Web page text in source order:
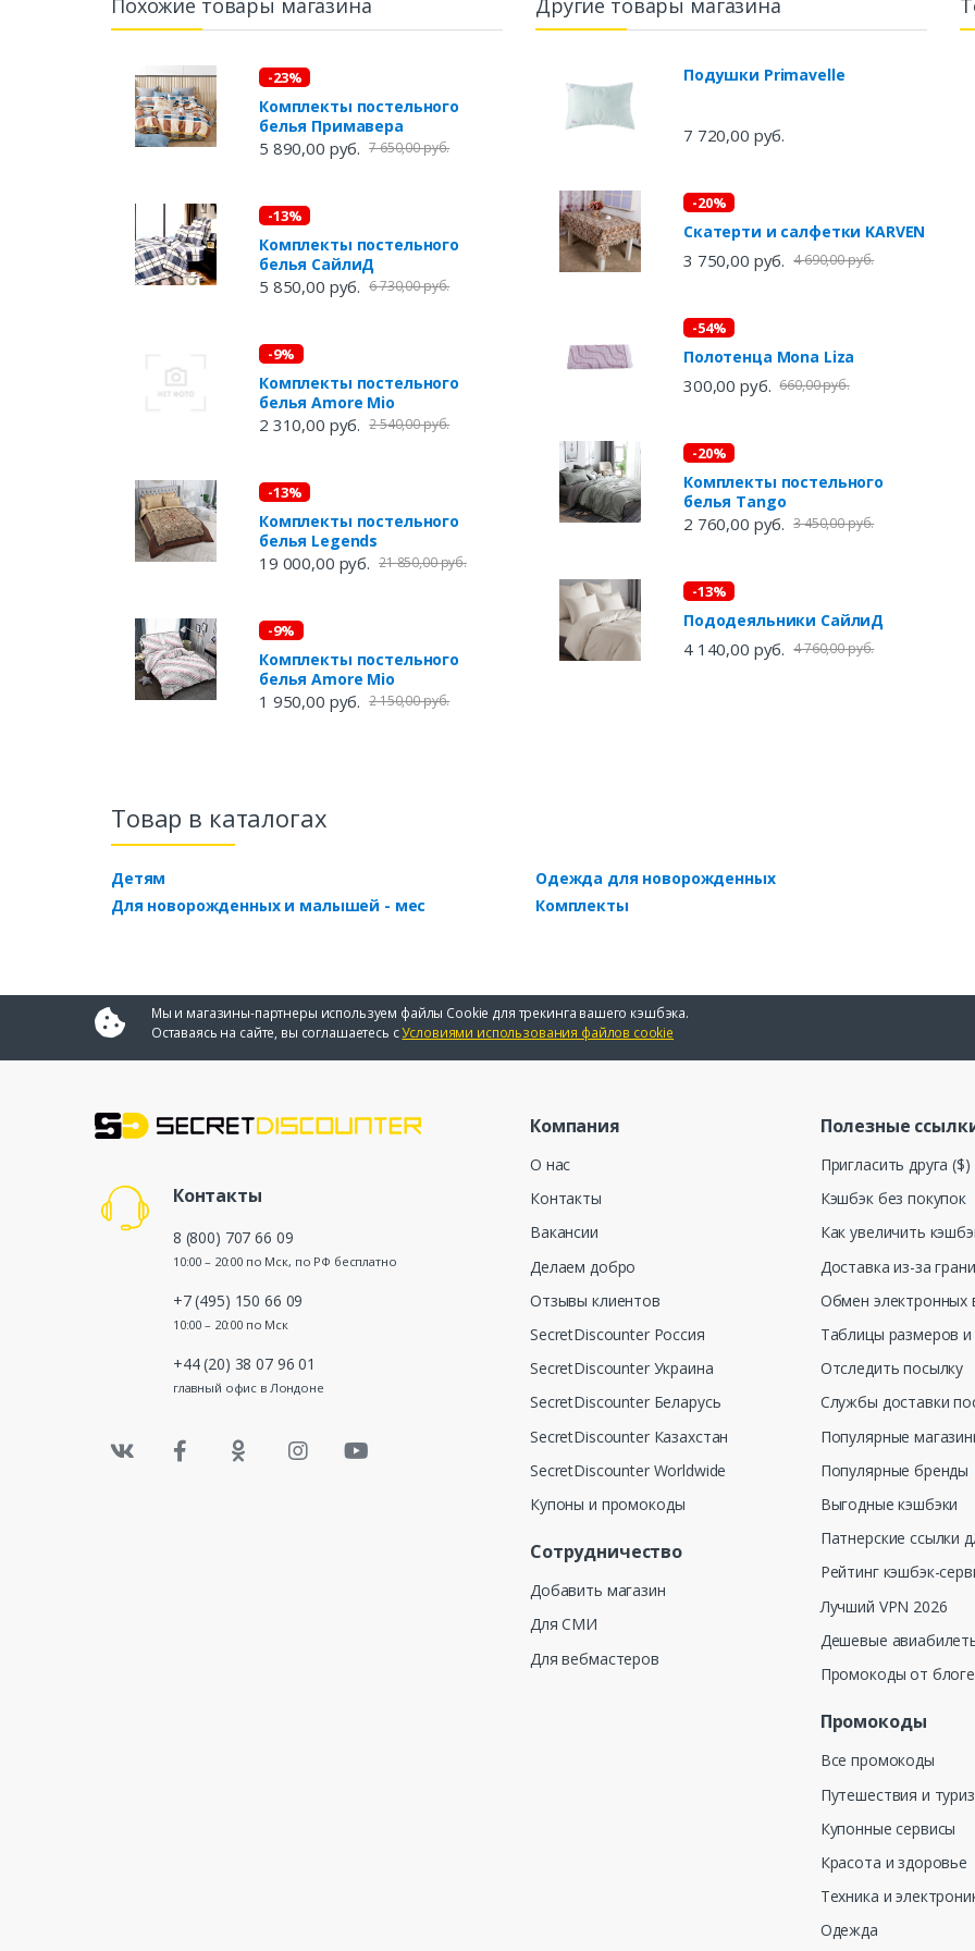
-23%
Комплекты постельного
белья Примавера
5 890,00 руб. 7 650,00 руб.
-13%
Комплекты постельного
белья СайлиД
5 850,00 руб. 6 730,00 руб.
-9%
Комплекты постельного
белья Amore Mio
2 310,00 руб. 2 540,00 руб.
-13%
Комплекты постельного
белья Legends
19 000,00 руб. 21 850,00 руб.
-9%
Комплекты постельного
белья Amore Mio
1 950,00 руб. 2 150,00 руб.
Подушки Primavelle
7 720,00 руб.
-20%
Скатерти и салфетки KARVEN
3 750,00 руб. 4 690,00 руб.
-54%
Полотенца Mona Liza
300,00 руб. 660,00 руб.
-20%
Комплекты постельного
белья Tango
2 760,00 руб. 3 450,00 руб.
-13%
Пододеяльники СайлиД
4 140,00 руб. 4 760,00 руб.
Товар в каталогах
Детям
Для новорожденных и малышей - мес
Одежда для новорожденных
Комплекты
Мы и магазины-партнеры используем файлы Cookie для трекинга вашего кэшбэка.
Оставаясь на сайте, вы соглашаетесь сУсловиями использования файлов cookie
Контакты
8 (800) 707 66 09
10:00 – 20:00 по Мск, по РФ бесплатно
+7 (495) 150 66 09
10:00 – 20:00 по Мск
+44 (20) 38 07 96 01
главный офис в Лондоне
Компания
О нас
Контакты
Вакансии
Делаем добро
Отзывы клиентов
SecretDiscounter Россия
SecretDiscounter Украина
SecretDiscounter Беларусь
SecretDiscounter Казахстан
SecretDiscounter Worldwide
Купоны и промокоды
Сотрудничество
Добавить магазин
Для СМИ
Для вебмастеров
Полезные
Пригласить друга ($)
Кэшбэк без покупок
Как увеличить
Доставка из-за
Обмен электронных
Таблицы размеров и
Отследить посылку
Службы доставки
Популярные
Популярные бренды
Выгодные кэшбэки
Патнерские ссылки
Рейтинг кэшбэк-
Лучший VPN 2026
Дешевые
Промокоды от
Промокоды
Все промокоды
Путешествия и
Купонные сервисы
Красота и здоровье
Техника и
Одежда